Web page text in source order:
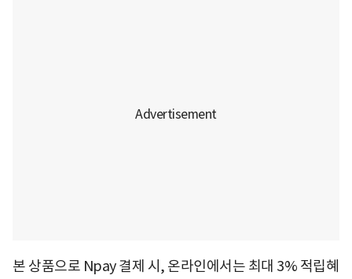
본 상품으로 Npay 결제 시, 온라인에서는 최대 3% 적립혜